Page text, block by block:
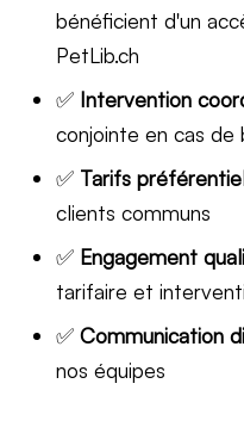
bénéficient d'un
PetLib.ch
✅ Intervention
conjointe en cas
✅ Tarifs
clients communs
✅ Engagement
tarifaire et
✅ Communication
nos équipes